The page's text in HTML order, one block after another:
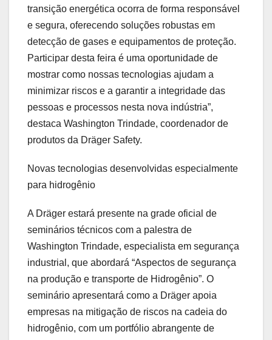
transição energética ocorra de forma responsável
e segura, oferecendo soluções robustas em
detecção de gases e equipamentos de proteção.
Participar desta feira é uma oportunidade de
mostrar como nossas tecnologias ajudam a
minimizar riscos e a garantir a integridade das
pessoas e processos nesta nova indústria”,
destaca Washington Trindade, coordenador de
produtos da Dräger Safety.
Novas tecnologias desenvolvidas especialmente
para hidrogênio
A Dräger estará presente na grade oficial de
seminários técnicos com a palestra de
Washington Trindade, especialista em segurança
industrial, que abordará “Aspectos de segurança
na produção e transporte de Hidrogênio”. O
seminário apresentará como a Dräger apoia
empresas na mitigação de riscos na cadeia do
hidrogênio, com um portfólio abrangente de